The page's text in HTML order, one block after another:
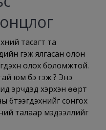
тасагт та
гэж ялгасан олон
олох боломжтой.
юм бэ гэж үү? Энэ
эрчүүдэд хэрхэн өөрт
сонгох
талаар мэдээллийг